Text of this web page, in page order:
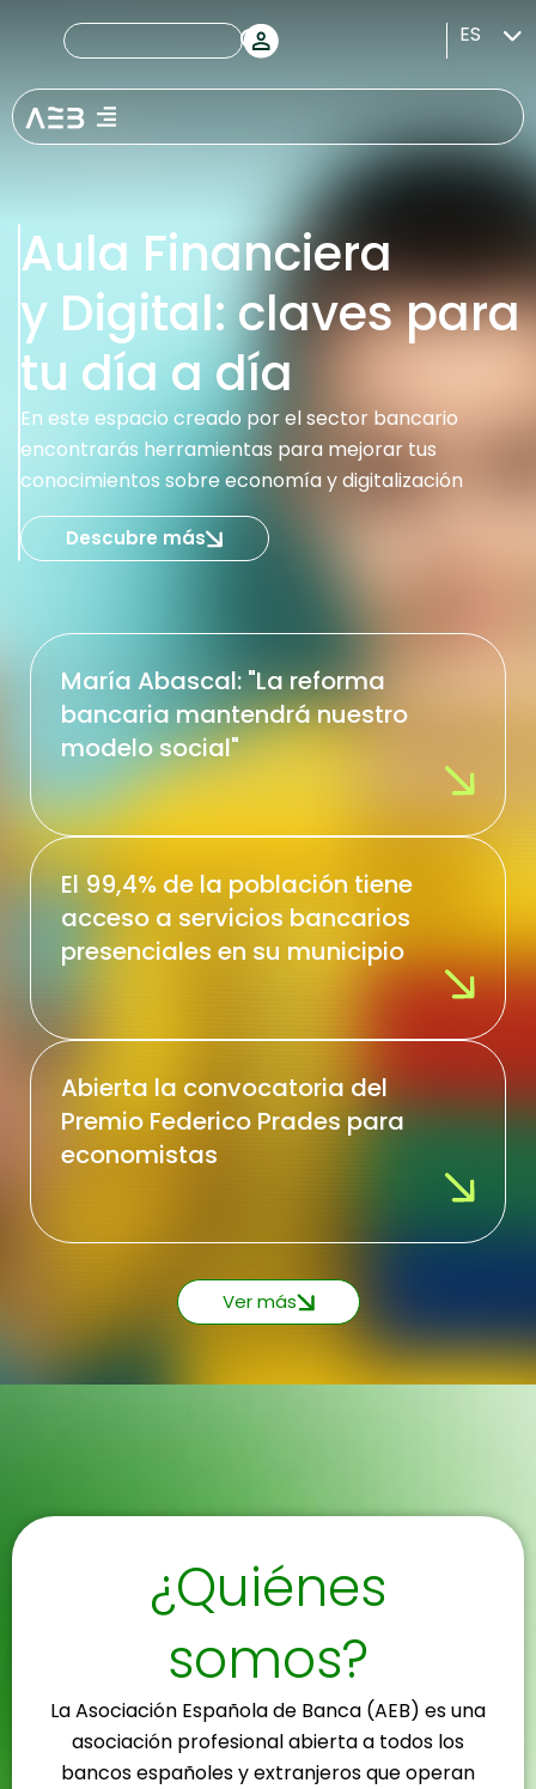
ES
Aula Financiera
y Digital: claves para
tu día a día
En este espacio creado por el sector bancario
encontrarás herramientas para mejorar tus
conocimientos sobre economía y digitalización
Descubre más
María Abascal: "La reforma
bancaria mantendrá nuestro
modelo social"
El 99,4% de la población tiene
acceso a servicios bancarios
presenciales en su municipio
Abierta la convocatoria del
Premio Federico Prades para
economistas
Ver más
¿Quiénes
somos?
La Asociación Española de Banca (AEB) es una
asociación profesional abierta a todos los
bancos españoles y extranjeros que operan